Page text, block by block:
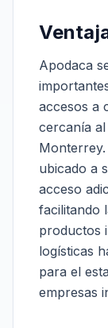
Apodaca
accesos a
cercanía
ubicado a
acceso
facilitando
productos
logísticas
para el
empresas